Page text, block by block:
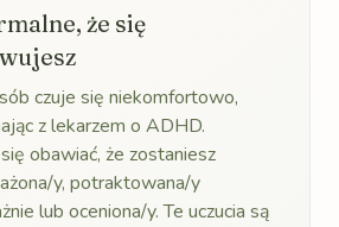
że się
czuje się niekomfortowo,
z lekarzem o ADHD.
obawiać, że zostaniesz
y, potraktowana/y
lub oceniona/y. Te uczucia są